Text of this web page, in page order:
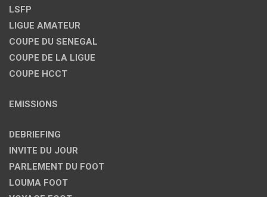
LSFP
LIGUE AMATEUR
COUPE DU SENEGAL
COUPE DE LA LIGUE
COUPE HCCT
EMISSIONS
DEBRIEFING
INVITE DU JOUR
PARLEMENT DU FOOT
LOUMA FOOT